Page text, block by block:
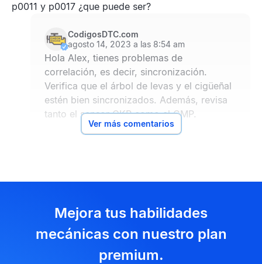
p0011 y p0017 ¿que puede ser?
CodigosDTC.com
agosto 14, 2023 a las 8:54 am
Hola Alex, tienes problemas de
correlación, es decir, sincronización.
Verifica que el árbol de levas y el cigüeñal
estén bien sincronizados. Además, revisa
tanto el sensorCKPcomo elCMP.
Ver más comentarios
Mejora tus habilidades
mecánicas con nuestro plan
premium.